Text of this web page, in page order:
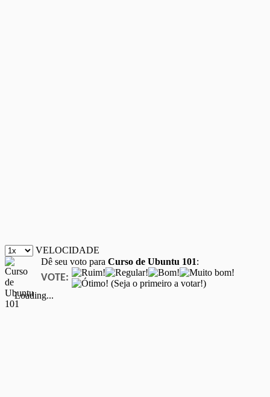
VELOCIDADE
Dê seu voto para Curso de Ubuntu 101:
VOTE:
(Seja o primeiro a votar!)
Loading...